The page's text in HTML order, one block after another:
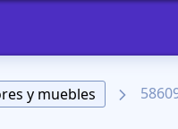
y muebles